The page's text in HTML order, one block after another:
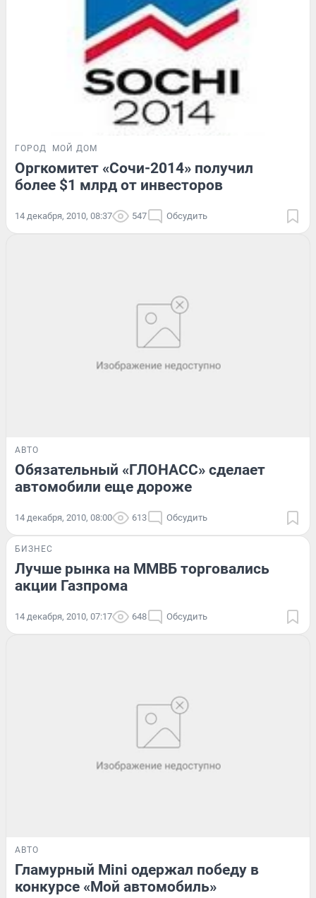
ГОРОД МОЙ ДОМ
Оргкомитет «Сочи-2014» получил
более $1 млрд от инвесторов
14 декабря, 2010, 08:37 547 Обсудить
АВТО
Обязательный «ГЛОНАСС» сделает
автомобили еще дороже
14 декабря, 2010, 08:00 613 Обсудить
БИЗНЕС
Лучше рынка на ММВБ торговались
акции Газпрома
14 декабря, 2010, 07:17 648 Обсудить
АВТО
Гламурный Mini одержал победу в
конкурсе «Мой автомобиль»